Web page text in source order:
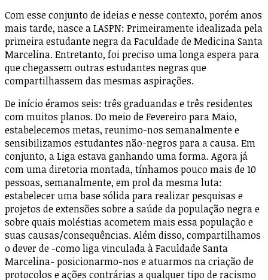
Com esse conjunto de ideias e nesse contexto, porém anos
mais tarde, nasce a LASPN: Primeiramente idealizada pela
primeira estudante negra da Faculdade de Medicina Santa
Marcelina. Entretanto, foi preciso uma longa espera para
que chegassem outras estudantes negras que
compartilhassem das mesmas aspirações.
De início éramos seis: três graduandas e três residentes
com muitos planos. Do meio de Fevereiro para Maio,
estabelecemos metas, reunimo-nos semanalmente e
sensibilizamos estudantes não-negros para a causa. Em
conjunto, a Liga estava ganhando uma forma. Agora já
com uma diretoria montada, tínhamos pouco mais de 10
pessoas, semanalmente, em prol da mesma luta:
estabelecer uma base sólida para realizar pesquisas e
projetos de extensões sobre a saúde da população negra e
sobre quais moléstias acometem mais essa população e
suas causas/consequências. Além disso, compartilhamos
o dever de -como liga vinculada à Faculdade Santa
Marcelina- posicionarmo-nos e atuarmos na criação de
protocolos e ações contrárias a qualquer tipo de racismo